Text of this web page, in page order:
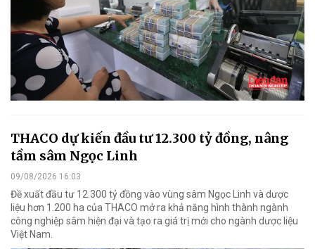
THACO dự kiến đầu tư 12.300 tỷ đồng, nâng
tầm sâm Ngọc Linh
09/08/2026 16:03
Đề xuất đầu tư 12.300 tỷ đồng vào vùng sâm Ngọc Linh và dược
liệu hơn 1.200 ha của THACO mở ra khả năng hình thành ngành
công nghiệp sâm hiện đại và tạo ra giá trị mới cho ngành dược liệu
Việt Nam.